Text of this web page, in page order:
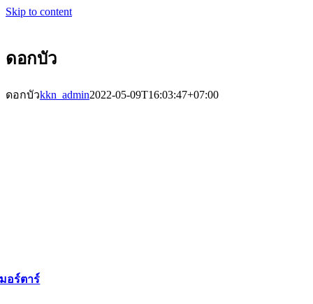
Skip to content
ดอกบัว
ดอกบัวkkn_admin2022-05-09T16:03:47+07:00
มอร์ตาร์